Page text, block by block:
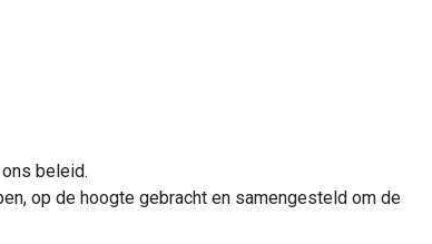
beleid.
op de hoogte gebracht en samengesteld om de